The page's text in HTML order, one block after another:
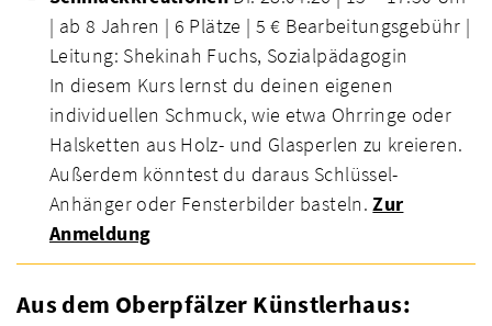
| ab 8 Jahren | 6 Plätze | 5 € Bearbeitungsgebühr |
Leitung: Shekinah Fuchs, Sozialpädagogin
In diesem Kurs lernst du deinen eigenen
individuellen Schmuck, wie etwa Ohrringe oder
Halsketten aus Holz- und Glasperlen zu kreieren.
Außerdem könntest du daraus Schlüssel-
Anhänger oder Fensterbilder basteln. Zur
Anmeldung
Aus dem Oberpfälzer Künstlerhaus: